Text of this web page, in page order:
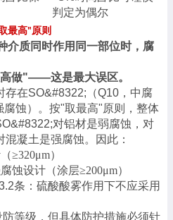
判定为偶尔
最高"原则
介质同时作用同一部位时，腐
做"——这是最大误区。
存在SO&#8322;（Q10，中腐
蚀）。按"取最高"原则，整体
对铝材是弱腐蚀，对
凝土是强腐蚀。因此：
≥320μm）
蚀设计（涂层≥200μm）
条：硫酸酸雾作用下不应采用
等级，但具体防护措施必须针